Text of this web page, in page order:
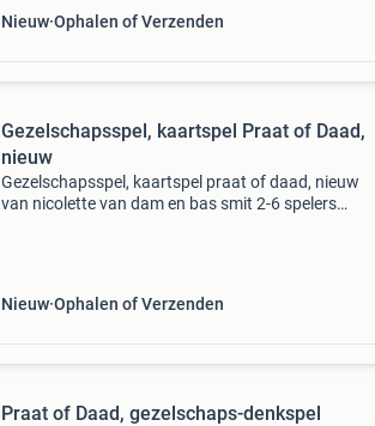
Nieuw Ophalen of Verzenden
Gezelschapsspel, kaartspel Praat of Daad,
nieuw
Gezelschapsspel, kaartspel praat of daad, nieuw
van nicolette van dam en bas smit 2-6 spelers
Nieuw Ophalen of Verzenden
Praat of Daad, gezelschaps-denkspel